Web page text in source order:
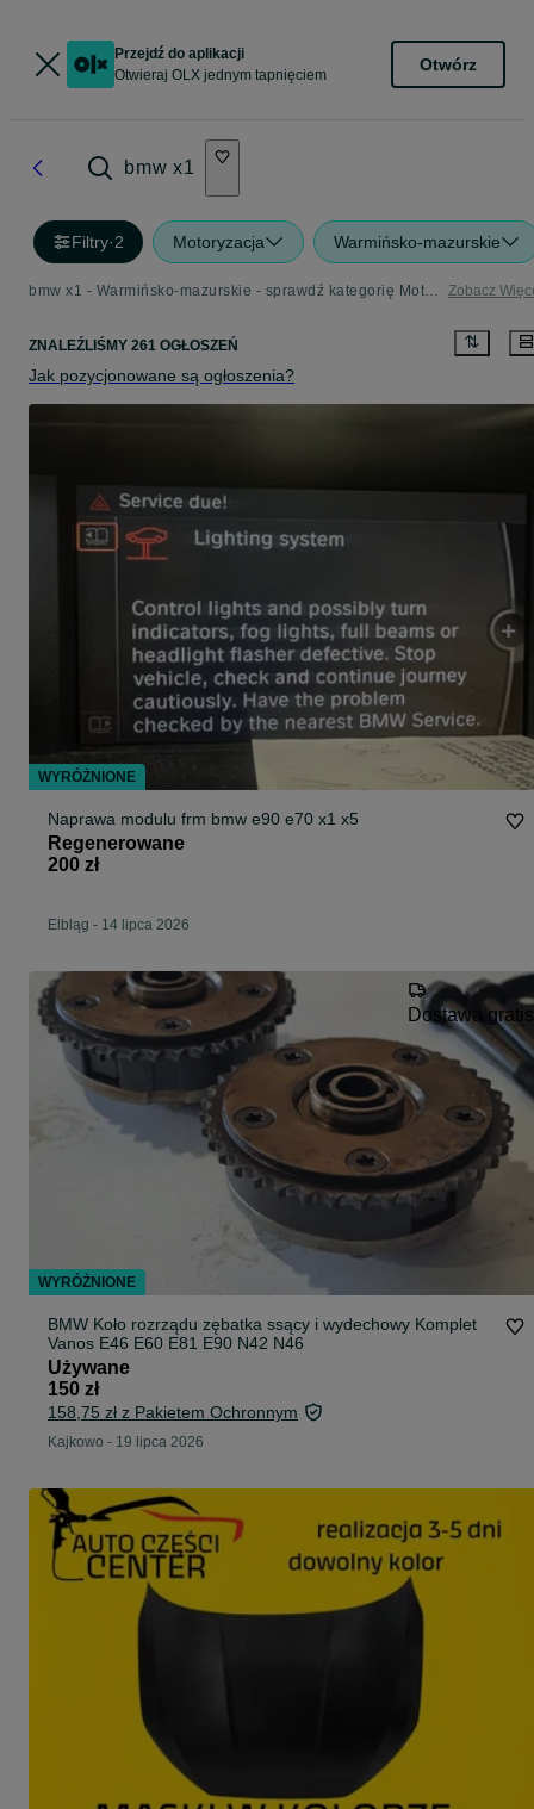
Przejdź do aplikacji
Otwieraj OLX jednym tapnięciem
Otwórz
bmw x1
Filtry·2 Motoryzacja Warmińsko-mazurskie
bmw x1 - Warmińsko-mazurskie - sprawdź kategorię Motoryzacja Zobacz
ZNALEŹLIŚMY 261 OGŁOSZEŃ
Jak pozycjonowane są ogłoszenia?
Naprawa modulu frm bmw e90 e70 x1 x5
Regenerowane
200 zł
Elbląg - 14 lipca 2026
Dostawa gratis
BMW Koło rozrządu zębatka ssący i wydechowy Komplet
Vanos E46 E60 E81 E90 N42 N46
Używane
150 zł
158,75 zł z Pakietem Ochronnym
Kajkowo - 19 lipca 2026
WYRÓŻNIONE
WYRÓŻNIONE